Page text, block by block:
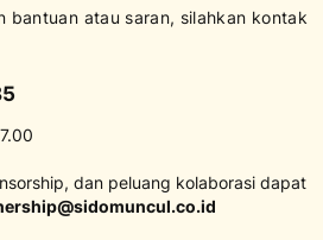
bantuan atau saran, silahkan kontak
dan peluang kolaborasi dapat